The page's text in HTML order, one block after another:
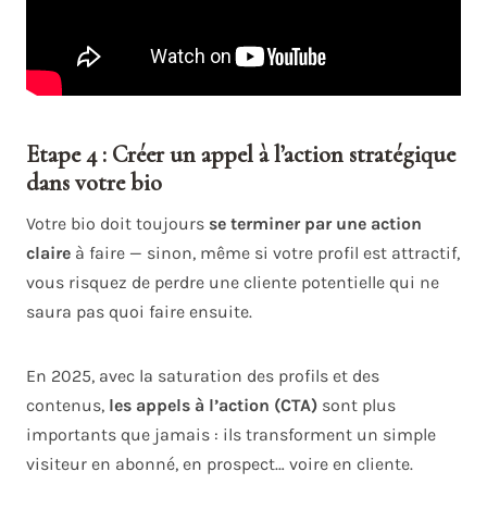
Etape 4 : Créer un appel à l’action stratégique
dans votre bio
Votre bio doit toujours se terminer par une action
claire à faire — sinon, même si votre profil est attractif,
vous risquez de perdre une cliente potentielle qui ne
saura pas quoi faire ensuite.
En 2025, avec la saturation des profils et des
contenus, les appels à l’action (CTA) sont plus
importants que jamais : ils transforment un simple
visiteur en abonné, en prospect… voire en cliente.